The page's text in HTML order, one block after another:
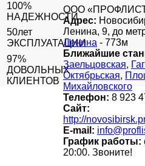
100%
НАДЕЖНОСТИ
50лет
ЭКСПЛУАТАЦИИ
97%
ДОВОЛЬНЫХ
КЛИЕНТОВ
ООО
Адрес:
Ленина, 9, до
Ленина - 773м
Ближайшие
Заельцовская,
Октябрьская,
Михайловского
Телефон: 8 923
Сайт:
http://
E-mail:
График работы:
20:00. Звоните!